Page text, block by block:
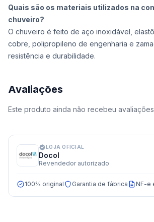
Quais são os materiais utilizados na
chuveiro?
O chuveiro é feito de aço inoxidável,
cobre, polipropileno de engenharia e
resistência e durabilidade.
Avaliações
Este produto ainda não recebeu
LOJA OFICIAL
Docol
Revendedor autorizado
100% original Garantia de fábrica NF-e